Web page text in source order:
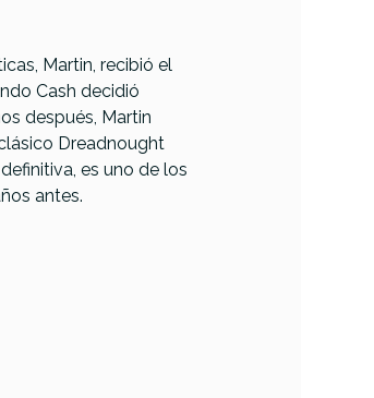
Martin, recibió el
Cash decidió
después, Martin
Dreadnought
es uno de los
antes.